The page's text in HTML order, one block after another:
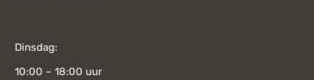
Dinsdag:
10:00 – 18:00 uur